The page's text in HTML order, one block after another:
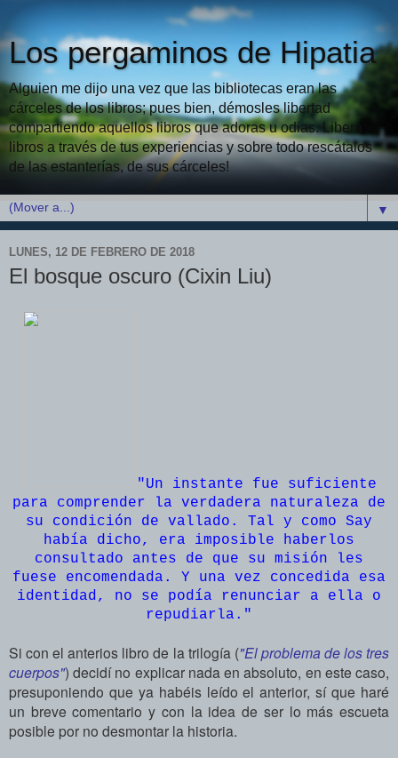
Los pergaminos de Hipatia
Alguien me dijo una vez que las bibliotecas eran las
cárceles de los libros; pues bien, démosles libertad
compartiendo aquellos libros que adoras u odias. Libera
libros a través de tus experiencias y sobre todo rescátalos
de las estanterías, de sus cárceles!
▼
LUNES, 12 DE FEBRERO DE 2018
El bosque oscuro (Cixin Liu)
"Un instante fue suficiente
para comprender la verdadera naturaleza de
su condición de vallado. Tal y como Say
había dicho, era imposible haberlos
consultado antes de que su misión les
fuese encomendada. Y una vez concedida esa
identidad, no se podía renunciar a ella o
repudiarla. "
Si con el anterios libro de la trilogía ("El problema de los tres
cuerpos") decidí no explicar nada en absoluto, en este caso,
presuponiendo que ya habéis leído el anterior, sí que haré
un breve comentario y con la idea de ser lo más escueta
posible por no desmontar la historia.